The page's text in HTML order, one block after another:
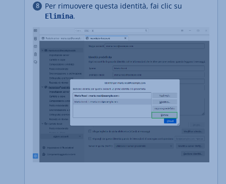
Per rimuovere questa identità, fai clic su
Elimina.